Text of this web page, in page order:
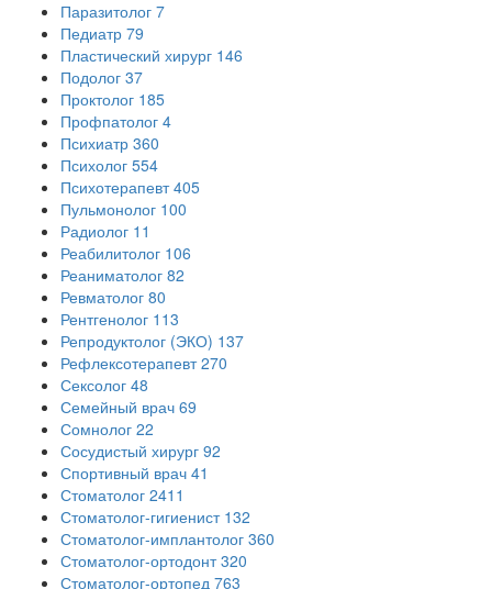
Паразитолог 7
Педиатр 79
Пластический хирург 146
Подолог 37
Проктолог 185
Профпатолог 4
Психиатр 360
Психолог 554
Психотерапевт 405
Пульмонолог 100
Радиолог 11
Реабилитолог 106
Реаниматолог 82
Ревматолог 80
Рентгенолог 113
Репродуктолог (ЭКО) 137
Рефлексотерапевт 270
Сексолог 48
Семейный врач 69
Сомнолог 22
Сосудистый хирург 92
Спортивный врач 41
Стоматолог 2411
Стоматолог-гигиенист 132
Стоматолог-имплантолог 360
Стоматолог-ортодонт 320
Стоматолог-ортопед 763